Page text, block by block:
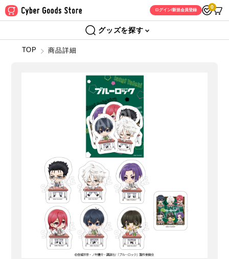
ログイン/新規会員登録
0
グッズを探す
TOP 商品詳細